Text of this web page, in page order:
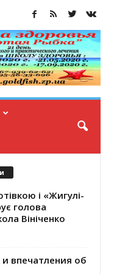
і «Жигулі-
голова
Вініченко
впечатления об